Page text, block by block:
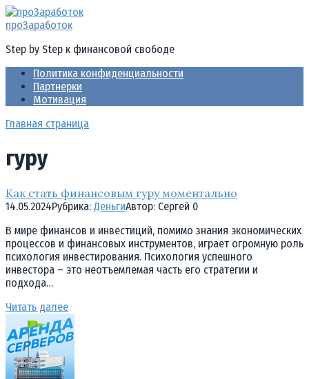
Перейти
к
проЗаработок
Step by Step к финансовой свободе
Политика конфиденциальности
Партнерки
Мотивация
Главная страница
гуру
Как стать финансовым гуру моментально
14.05.2024Рубрика: ДеньгиАвтор: Cергей 0
В мире финансов и инвестиций, помимо знания экономических
процессов и финансовых инструментов, играет огромную роль
психология инвестирования. Психология успешного
инвестора – это неотъемлемая часть его стратегии и
подхода…
Читать далее